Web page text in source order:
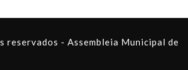
reservados - Assembleia Municipal de